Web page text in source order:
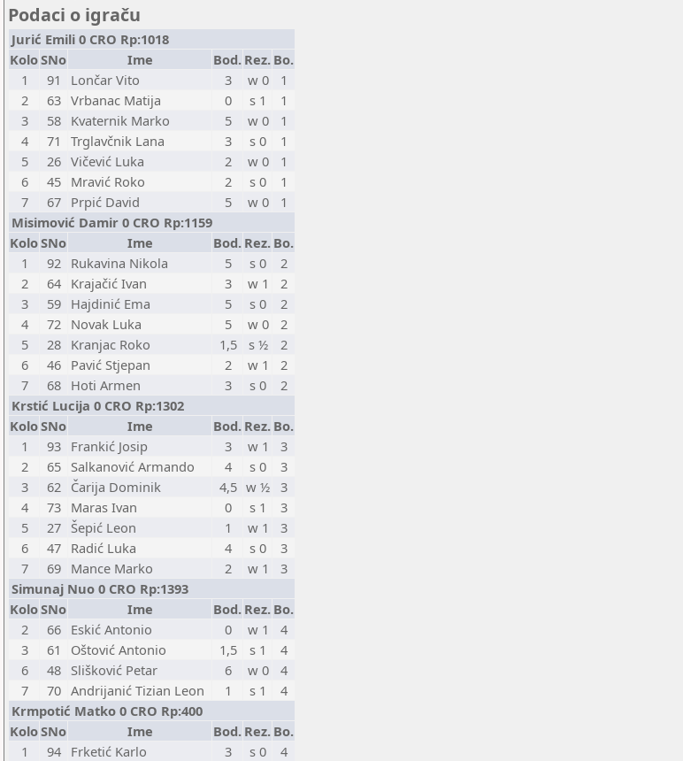
Podaci o igraču
Jurić Emili 0 CRO Rp:1018
KoloSNo Ime Bod. Rez. Bo.
1
91 Lončar Vito 3 w 0
1
2
63 Vrbanac Matija 0 s 1
1
3
58 Kvaternik Marko 5 w 0
1
4
71 Trglavčnik Lana 3 s 0
1
5
26 Vičević Luka 2 w 0
1
6
45 Mravić Roko 2 s 0
1
7
67 Prpić David 5 w 0
1
Misimović Damir 0 CRO Rp:1159
KoloSNo Ime Bod. Rez. Bo.
1
92 Rukavina Nikola 5 s 0
2
2
64 Krajačić Ivan 3 w 1
2
3
59 Hajdinić Ema 5 s 0
2
4
72 Novak Luka 5 w 0
2
5
28 Kranjac Roko 1,5 s ½
2
6
46 Pavić Stjepan 2 w 1
2
7
68 Hoti Armen 3 s 0
2
Krstić Lucija 0 CRO Rp:1302
KoloSNo Ime Bod. Rez. Bo.
1
93 Frankić Josip 3 w 1
3
2
65 Salkanović Armando 4 s 0
3
3
62 Čarija Dominik 4,5 w ½ 3
4
73 Maras Ivan 0 s 1
3
5
27 Šepić Leon 1 w 1
3
6
47 Radić Luka 4 s 0
3
7
69 Mance Marko 2 w 1
3
Simunaj Nuo 0 CRO Rp:1393
KoloSNo Ime Bod. Rez. Bo.
2
66 Eskić Antonio 0 w 1
4
3
61 Oštović Antonio 1,5 s 1
4
6
48 Slišković Petar 6 w 0
4
7
70 Andrijanić Tizian Leon 1 s 1
4
Krmpotić Matko 0 CRO Rp:400
KoloSNo Ime Bod. Rez. Bo.
1
94 Frketić Karlo 3 s 0
4